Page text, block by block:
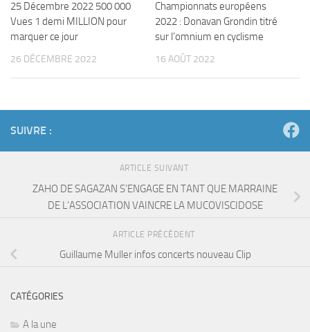
25 Décembre 2022 500 000
Vues 1 demi MILLION pour
marquer ce jour
26 DÉCEMBRE 2022
Championnats européens
2022 : Donavan Grondin titré
sur l’omnium en cyclisme
16 AOÛT 2022
SUIVRE :
ARTICLE SUIVANT
ZAHO DE SAGAZAN S’ENGAGE EN TANT QUE MARRAINE
DE L‘ASSOCIATION VAINCRE LA MUCOVISCIDOSE
ARTICLE PRÉCÉDENT
Guillaume Muller infos concerts nouveau Clip
CATÉGORIES
A la une